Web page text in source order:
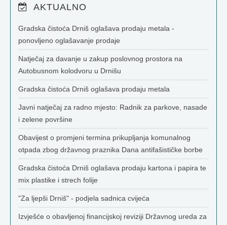
AKTUALNO
Gradska čistoća Drniš oglašava prodaju metala -
ponovljeno oglašavanje prodaje
Natječaj za davanje u zakup poslovnog prostora na
Autobusnom kolodvoru u Drnišu
Gradska čistoća Drniš oglašava prodaju metala
Javni natječaj za radno mjesto: Radnik za parkove, nasade
i zelene površine
Obavijest o promjeni termina prikupljanja komunalnog
otpada zbog državnog praznika Dana antifašističke borbe
Gradska čistoća Drniš oglašava prodaju kartona i papira te
mix plastike i strech folije
"Za ljepši Drniš" - podjela sadnica cvijeća
Izvješće o obavljenoj financijskoj reviziji Državnog ureda za